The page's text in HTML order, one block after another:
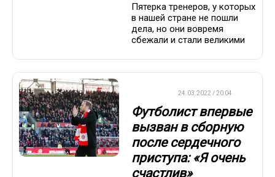
Пятерка тренеров, у которых
в нашей стране не пошли
дела, но они вовремя
сбежали и стали великими
24.03.2022 / 20:04
Футболист впервые
вызван в сборную
после сердечного
приступа: «Я очень
счастлив»